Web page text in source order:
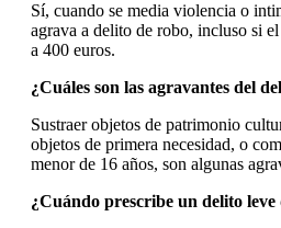
Sí, cuando se media violencia o
agrava a delito de robo, incluso si
a 400 euros.
¿Cuáles son las agravantes del
Sustraer objetos de patrimonio
objetos de primera necesidad, o
menor de 16 años, son algunas
¿Cuándo prescribe un delito leve